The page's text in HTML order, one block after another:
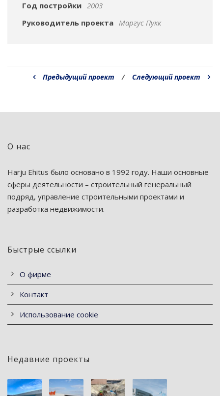
Год постройки 2003
Руководитель проекта Маргус Пукк
Предыдущий проект / Следующий проект
О нас
Harju Ehitus было основано в 1992 году. Наши основные
сферы деятельности – строительный генеральный
подряд, управление строительными проектами и
разработка недвижимости.
Быстрые ссылки
О фирме
Контакт
Использование cookie
Недавние проекты